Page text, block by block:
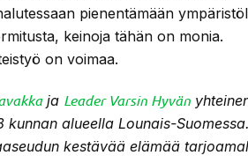
pienentämään
keinoja tähän on monia.
on voimaa.
ja Leader Varsin Hyvän
kunnan alueella Lounais-
kestävää elämää